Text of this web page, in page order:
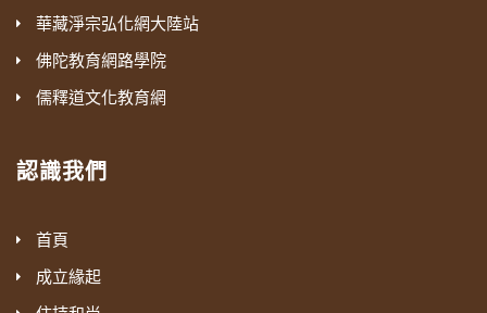
華藏淨宗弘化網大陸站
佛陀教育網路學院
儒釋道文化教育網
認識我們
首頁
成立緣起